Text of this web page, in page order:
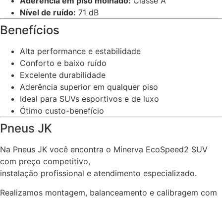
Nível de ruído: 71 dB
Benefícios
Alta performance e estabilidade
Conforto e baixo ruído
Excelente durabilidade
Aderência superior em qualquer piso
Ideal para SUVs esportivos e de luxo
Ótimo custo-benefício
Pneus JK
Na Pneus JK você encontra o Minerva EcoSpeed2 SUV
com preço competitivo,
instalação profissional e atendimento especializado.
Realizamos montagem, balanceamento e calibragem com